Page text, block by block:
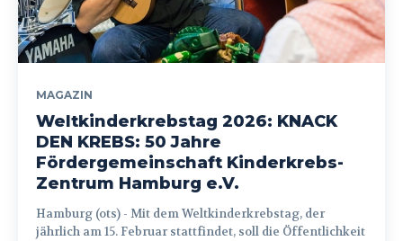
MAGAZIN
Weltkinderkrebstag 2026: KNACK
DEN KREBS: 50 Jahre
Fördergemeinschaft Kinderkrebs-
Zentrum Hamburg e.V.
Hamburg (ots) - Mit dem Weltkinderkrebstag, der
jährlich am 15. Februar stattfindet, soll die Öffentlichkeit